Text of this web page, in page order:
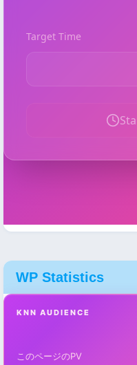
WP Statistics
KNN AUDIENCE
このページのPV